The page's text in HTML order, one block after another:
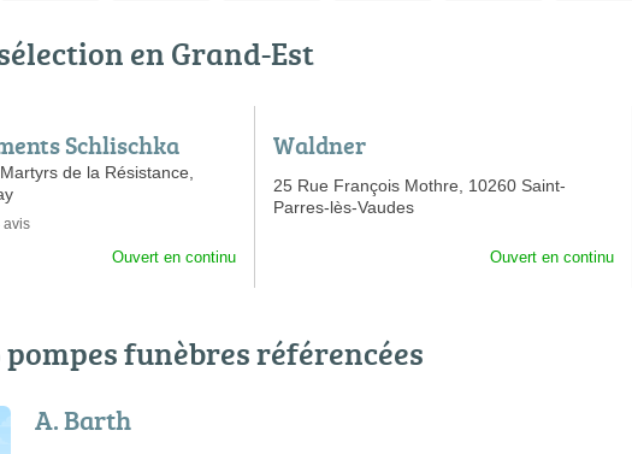
en Grand-Est
Schlischka
de la Résistance,
avis
Ouvert en continu
Waldner
25 Rue François Mothre, 10260 Saint-
Parres-lès-Vaudes
Ouvert en continu
pompes funèbres référencées
A. Barth